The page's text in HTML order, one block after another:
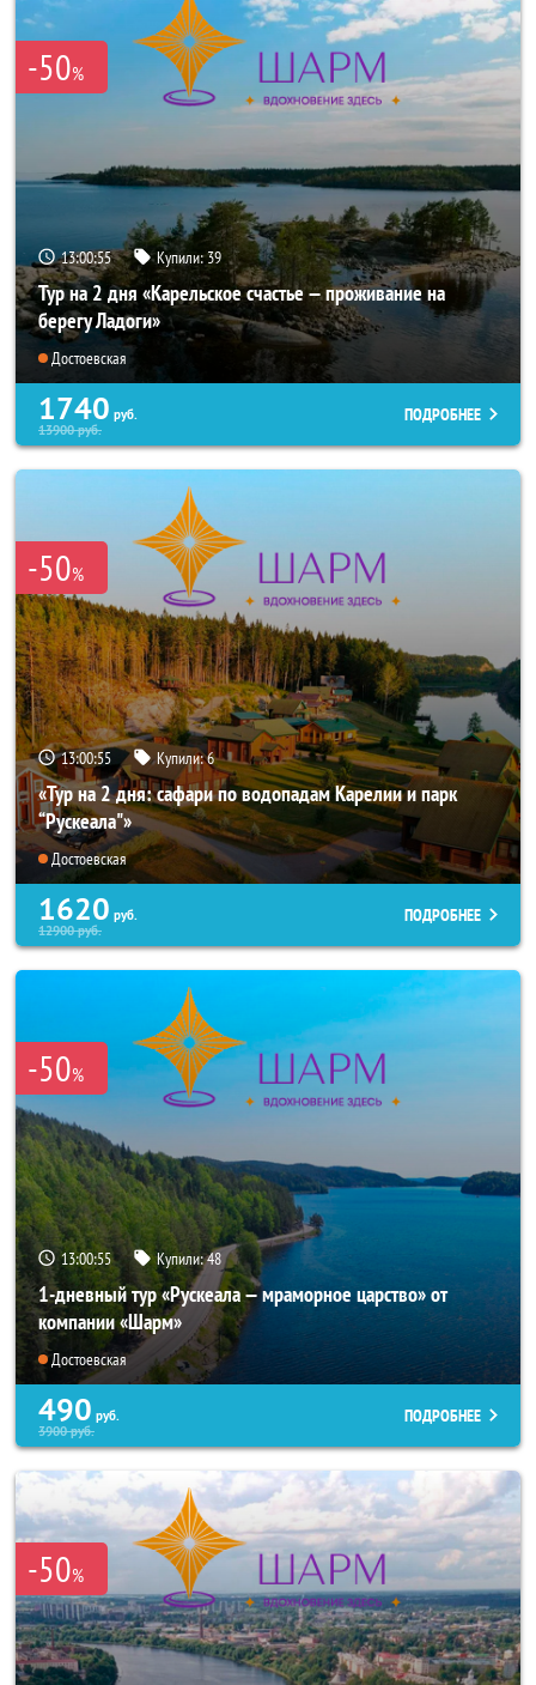
-50%
13:00:53 Купили:39
Тур на 2 дня «Карельское счастье — проживание на
берегу Ладоги»
Достоевская
1740 руб.
13900руб.
ПОДРОБНЕЕ
-50%
13:00:53 Купили:6
«Тур на 2 дня: сафари по водопадам Карелии и парк
“Рускеала"»
Достоевская
1620 руб.
12900руб.
ПОДРОБНЕЕ
-50%
13:00:53 Купили:48
1-дневный тур «Рускеала — мраморное царство» от
компании «Шарм»
Достоевская
490 руб.
3900руб.
ПОДРОБНЕЕ
-50%